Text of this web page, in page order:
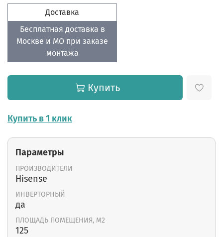
Доставка
Бесплатная доставка в
Москве и МО при заказе
монтажа
Купить
Купить в 1 клик
Параметры
ПРОИЗВОДИТЕЛИ
Hisense
ИНВЕРТОРНЫЙ
да
ПЛОЩАДЬ ПОМЕЩЕНИЯ, М2
125